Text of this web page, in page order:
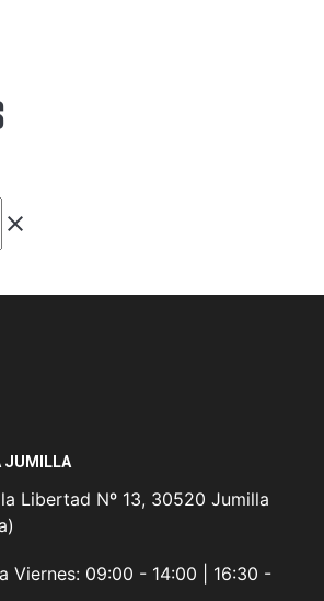
clear
JUMILLA
Libertad Nº 13, 30520 Jumilla
Viernes: 09:00 - 14:00 | 16:30 -